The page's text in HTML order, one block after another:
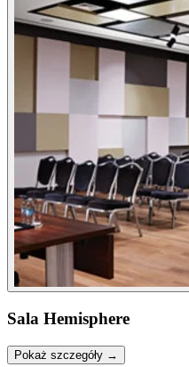
Sala Hemisphere
Pokaż szczegóły →